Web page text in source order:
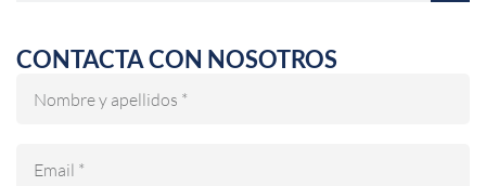
CONTACTA CON NOSOTROS